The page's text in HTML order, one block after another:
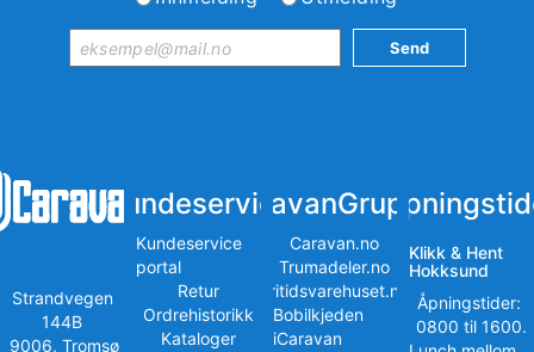
Strandvegen
144B
9006, Tromsø
Kundeservice
Kundeservice
portal
Retur
Ordrehistorikk
Kataloger
iCaravanGruppen
Caravan.no
Trumadeler.no
Fritidsvarehuset.no
Bobilkjeden
iCaravan
Klikk & Hent
Hokksund
Åpningstider:
0800 til 1600.